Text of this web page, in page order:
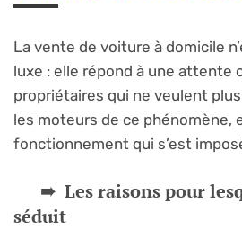
La vente de voiture à domicile
luxe : elle répond à une attente
propriétaires qui ne veulent
les moteurs de ce phénomène,
fonctionnement qui s’est
Les raisons pour
séduit